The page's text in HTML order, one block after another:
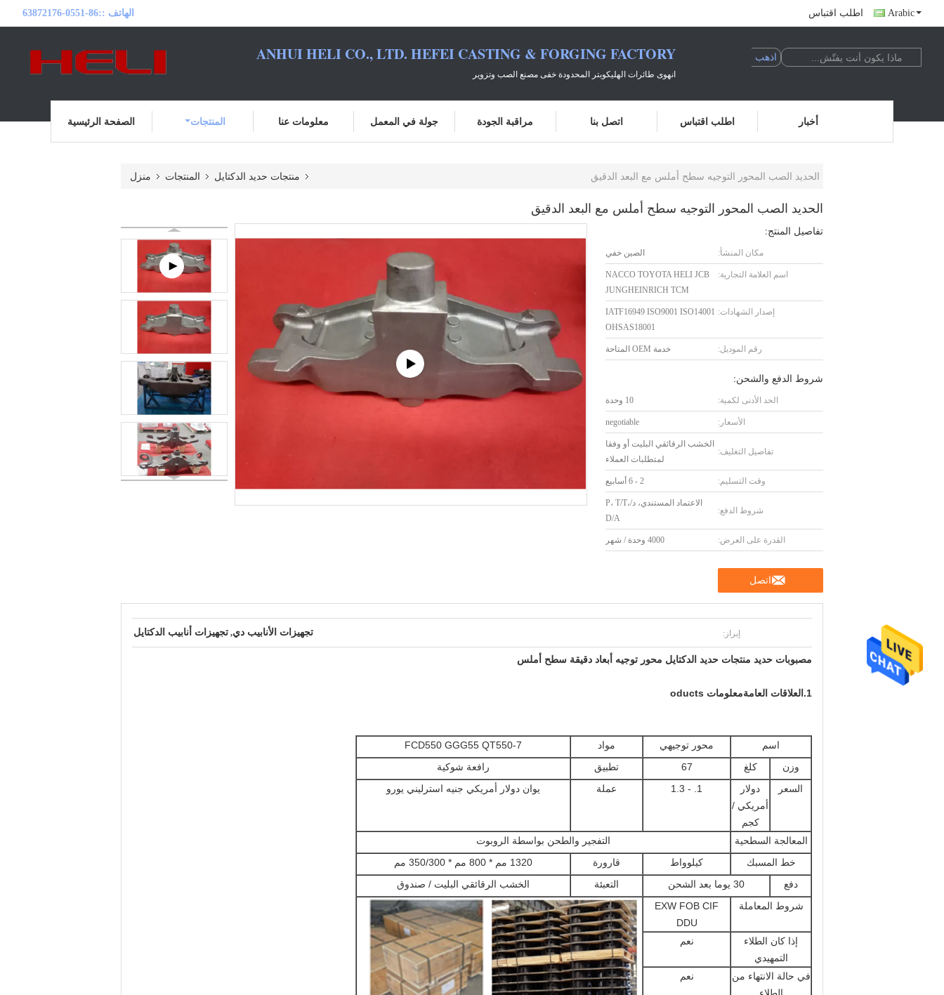
الهاتف ::86-0551-63872176 اطلب اقتباس Arabic
ANHUI HELI CO., LTD. HEFEI CASTING & FORGING FACTORY
انهوى طائرات الهليكوبتر المحدودة خفى مصنع الصب وتزوير
الصفحة الرئيسية المنتجات معلومات عنا جولة في المعمل مراقبة الجودة اتصل بنا اطلب اقتباس أخبار
منزل المنتجات منتجات حديد الدكتايل الحديد الصب المحور التوجيه سطح أملس مع البعد الدقيق
الحديد الصب المحور التوجيه سطح أملس مع البعد الدقيق
تفاصيل المنتج:
مكان المنشأ: الصين خفي
اسم العلامة التجارية:
NACCO TOYOTA HELI JCB
JUNGHEINRICH TCM
إصدار الشهادات: IATF16949 ISO9001 ISO14001
OHSAS18001
رقم الموديل: خدمة OEM المتاحة
شروط الدفع والشحن:
الحد الأدنى لكمية: 10 وحدة
الأسعار: negotiable
تفاصيل التغليف:
الخشب الرقائقي البليت أو وفقا
لمتطلبات العملاء
وقت التسليم: 2 - 6 أسابيع
شروط الدفع:
الاعتماد المستندي، د/P، T/T،
D/A
القدرة على العرض: 4000 وحدة / شهر
اتصل
إبراز: تجهيزات الأنابيب دي, تجهيزات أنابيب الدكتايل
مصبوبات حديد منتجات حديد الدكتايل محور توجيه أبعاد دقيقة سطح أملس
1.العلاقات العامةمعلومات oducts
اسم محور توجيهي مواد
FCD550 GGG55 QT550-7
وزن
كلغ 67 تطبيق
رافعة شوكية
السعر
دولار
أمريكي /
كجم
1. - 1.3 عملة يوان دولار أمريكي جنيه استرليني يورو
المعالجة السطحية
التفجير والطحن بواسطة الروبوت
خط المسبك
كيلوواط قارورة
1320 مم * 800 مم * 350/300 مم
دفع
30 يوما بعد الشحن التعبئة
الخشب الرقائقي البليت / صندوق
شروط المعاملة
EXW FOB CIF
DDU
إذا كان الطلاء
التمهيدي
نعم
في حالة الانتهاء من
نعم